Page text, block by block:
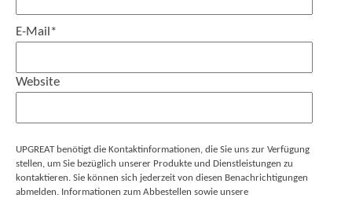
E-Mail *
Website
UPGREAT benötigt die Kontaktinformationen, die Sie uns zur Verfügung
stellen, um Sie bezüglich unserer Produkte und Dienstleistungen zu
kontaktieren. Sie können sich jederzeit von diesen Benachrichtigungen
abmelden. Informationen zum Abbestellen sowie unsere